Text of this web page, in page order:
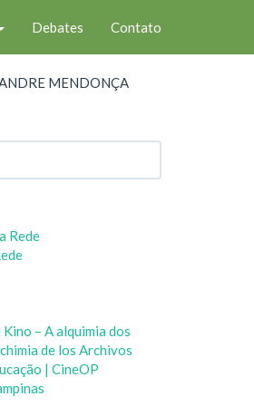
Debates Contato
MENDONÇA
Rede
– A alquimia dos
de los Archivos
| CineOP